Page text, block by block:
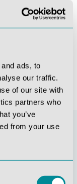
ads, to
our traffic.
of our site with
partners who
you’ve
from your use
Herzmodell, natürliche Größe, 2 Teile - EZ Augmented Anatomy